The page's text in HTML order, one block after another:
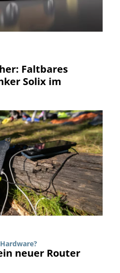
Faltbares
Solix im
neuer Router